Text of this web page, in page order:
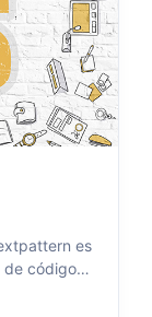
es
de código…